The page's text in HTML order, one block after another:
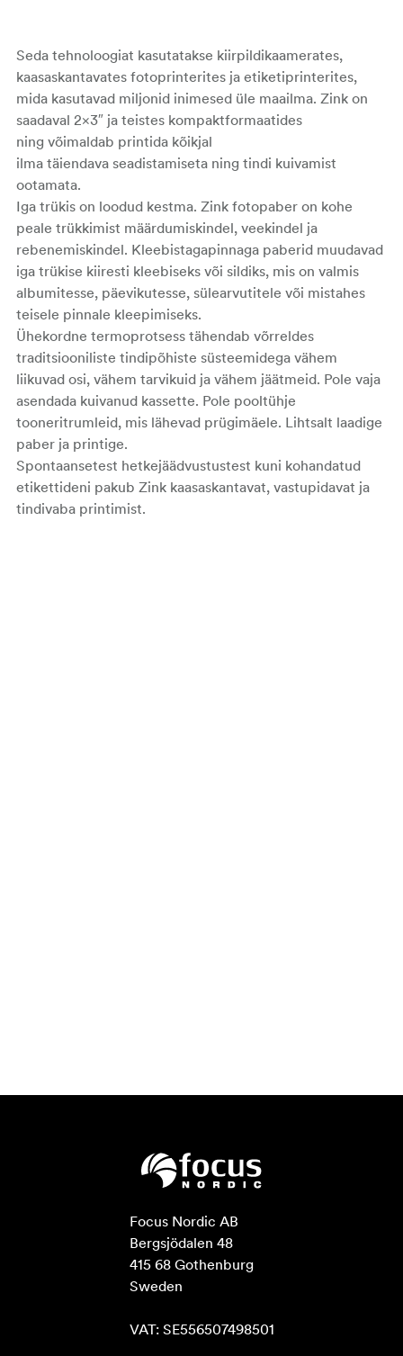
Seda tehnoloogiat kasutatakse kiirpildikaamerates,
kaasaskantavates fotoprinterites ja etiketiprinterites,
mida kasutavad miljonid inimesed üle maailma. Zink on
saadaval 2×3″ ja teistes kompaktformaatides
ning võimaldab printida kõikjal
ilma täiendava seadistamiseta ning tindi kuivamist
ootamata.
Iga trükis on loodud kestma. Zink fotopaber on kohe
peale trükkimist määrdumiskindel, veekindel ja
rebenemiskindel. Kleebistagapinnaga paberid muudavad
iga trükise kiiresti kleebiseks või sildiks, mis on valmis
albumitesse, päevikutesse, sülearvutitele või mistahes
teisele pinnale kleepimiseks.
Ühekordne termoprotsess tähendab võrreldes
traditsiooniliste tindipõhiste süsteemidega vähem
liikuvad osi, vähem tarvikuid ja vähem jäätmeid. Pole vaja
asendada kuivanud kassette. Pole pooltühje
tooneritrumleid, mis lähevad prügimäele. Lihtsalt laadige
paber ja printige.
Spontaansetest hetkejäädvustustest kuni kohandatud
etikettideni pakub Zink kaasaskantavat, vastupidavat ja
tindivaba printimist.
Focus Nordic AB
Bergsjödalen 48
415 68 Gothenburg
Sweden
VAT: SE556507498501